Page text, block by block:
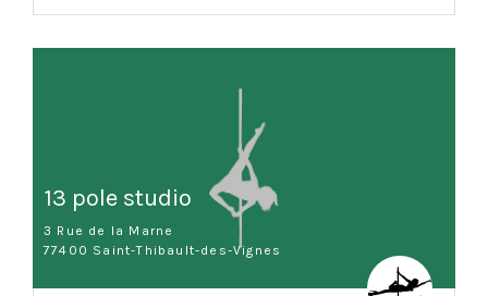
13 pole studio
3 Rue de la Marne
77400 Saint-Thibault-des-Vignes